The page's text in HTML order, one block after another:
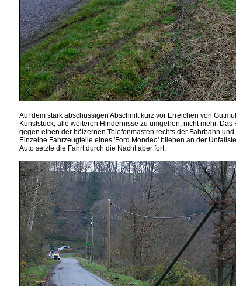
Auf dem stark abschüssigen Abschnitt kurz vor Erreichen von
Kunststück, alle weiteren Hindernisse zu umgehen, nicht mehr. Das
gegen einen der hölzernen Telefonmasten rechts der Fahrbahn und
Einzelne Fahrzeugteile eines 'Ford Mondeo' blieben an der
Auto setzte die Fahrt durch die Nacht aber fort.